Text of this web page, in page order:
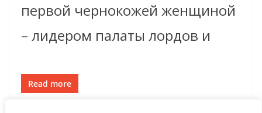
первой чернокожей женщиной
– лидером палаты лордов и
Read more